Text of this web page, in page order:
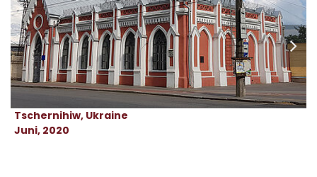
Tschernihiw, Ukraine
Juni, 2020